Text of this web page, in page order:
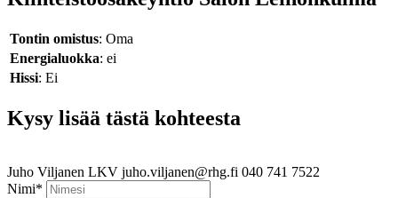
Tontin omistus: Oma
Energialuokka: ei
Hissi: Ei
Kysy lisää tästä kohteesta
Juho Viljanen LKV juho.viljanen@rhg.fi 040 741 7522
Nimi*